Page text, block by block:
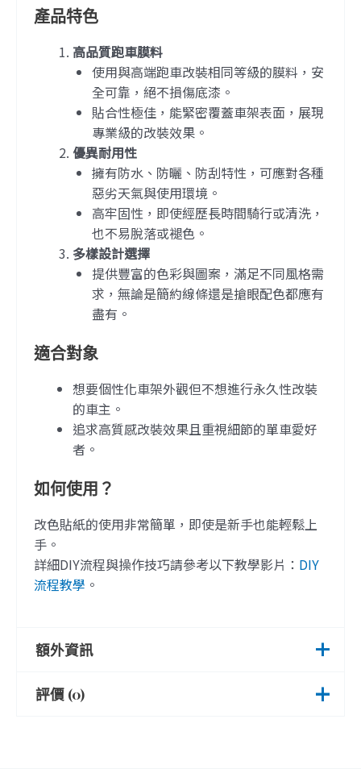
產品特色
高品質跑車膜料
使用與高端跑車改裝相同等級的膜料，安
全可靠，絕不損傷底漆。
貼合性極佳，能緊密覆蓋車架表面，展現
專業級的改裝效果。
優異耐用性
擁有防水、防曬、防刮特性，可應對各種
惡劣天氣與使用環境。
高牢固性，即使經歷長時間騎行或清洗，
也不易脫落或褪色。
多樣設計選擇
提供豐富的色彩與圖案，滿足不同風格需
求，無論是簡約線條還是搶眼配色都應有
盡有。
適合對象
想要個性化車架外觀但不想進行永久性改裝
的車主。
追求高質感改裝效果且重視細節的單車愛好
者。
如何使用？
改色貼紙的使用非常簡單，即使是新手也能輕鬆上
手。
詳細DIY流程與操作技巧請參考以下教學影片： DIY
流程教學 。
額外資訊
評價 (0)